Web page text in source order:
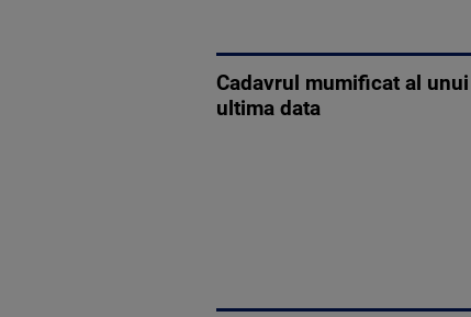
Cadavrul mumificat al
ultima data